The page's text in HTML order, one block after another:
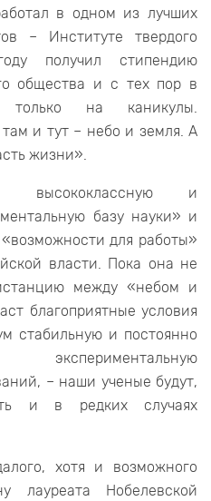
в одном из лучших
– Институте твердого
получил стипендию
общества и с тех пор в
только на каникулы.
и тут – небо и земля. А
жизни».
высококлассную и
базу науки» и
для работы»
власти. Пока она не
между «небом и
благоприятные условия
стабильную и постоянно
– наши ученые будут,
и в редких случаях
хотя и возможного
лауреата Нобелевской